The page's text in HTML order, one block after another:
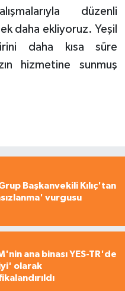
düzenli
daha ekliyoruz. Yeşil
daha kısa süre
hizmetine sunmuş
Başkanvekili Kılıç'tan
vurgusu
ana binası YES-TR'de
olarak